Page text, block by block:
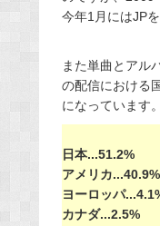
今年1月にはJP
また単曲とアル
の配信における
になっています。
日本...51.2%
アメリカ...40.9%
ヨーロッパ
カナダ...2.5%